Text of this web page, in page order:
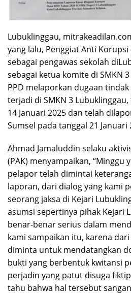
Lubuklinggau,
yang lalu, Penggiat Anti Korupsi
sebagai pengawas sekolah
sebagai ketua komite di SMKN
PPD melaporkan dugaan
terjadi di SMKN 3
14 Januari 2025 dan telah
Sumsel pada tanggal 21 Januari
Ahmad Jamaluddin selaku
(PAK) menyampaikan, “Minggu
pelapor telah dimintai
laporan, dari dialog yang kami
seorang jaksa di Kejari
asumsi sepertinya pihak Kejari
benar-benar serius dalam
kami sampaikan itu, karena
diminta untuk mendatangkan
bukti yang berbentuk kwitansi
perjadin yang patut disuga
tahu bahwa hal tersebut